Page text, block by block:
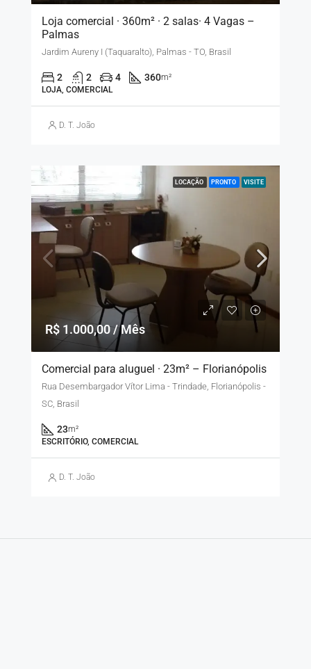
Loja comercial · 360m² · 2 salas· 4 Vagas –
Palmas
Jardim Aureny I (Taquaralto), Palmas - TO, Brasil
2 2 4 360m²
LOJA, COMERCIAL
D. T. João
LOCAÇÃO PRONTO VISITE
R$ 1.000,00 / Mês
Comercial para aluguel · 23m² – Florianópolis
Rua Desembargador Vítor Lima - Trindade, Florianópolis -
SC, Brasil
23m²
ESCRITÓRIO, COMERCIAL
D. T. João